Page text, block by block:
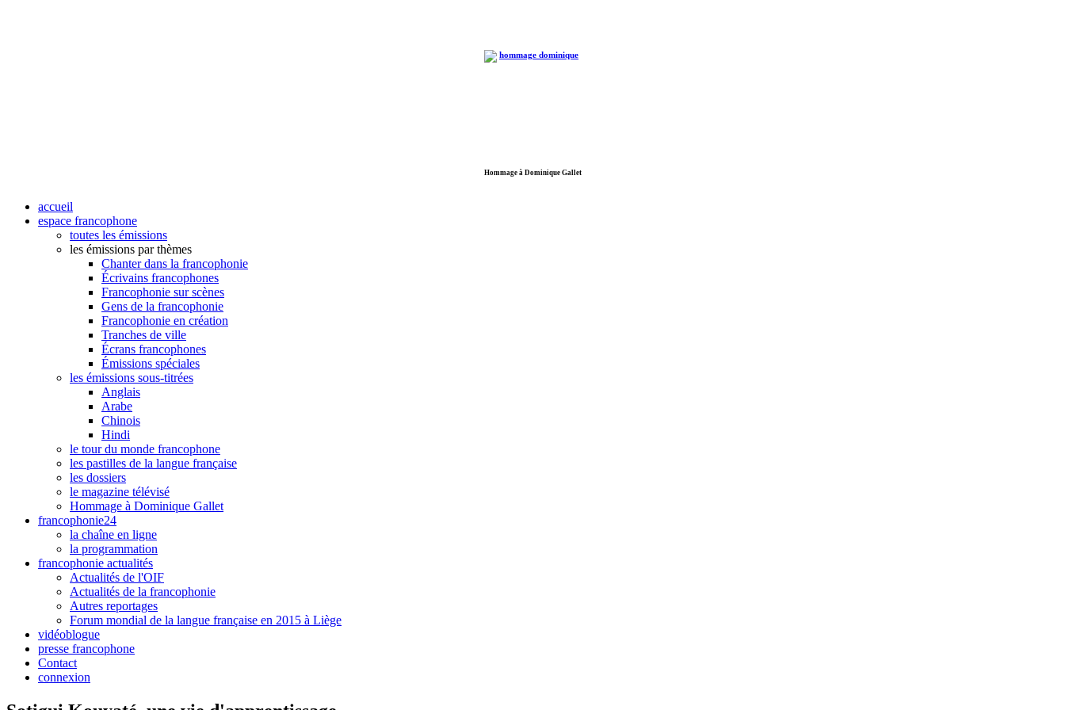
Hommage à Dominique Gallet
accueil
espace francophone
toutes les émissions
les émissions par thèmes
Chanter dans la francophonie
Écrivains francophones
Francophonie sur scènes
Gens de la francophonie
Francophonie en création
Tranches de ville
Écrans francophones
Émissions spéciales
les émissions sous-titrées
Anglais
Arabe
Chinois
Hindi
le tour du monde francophone
les pastilles de la langue française
les dossiers
le magazine télévisé
Hommage à Dominique Gallet
francophonie24
la chaîne en ligne
la programmation
francophonie actualités
Actualités de l'OIF
Actualités de la francophonie
Autres reportages
Forum mondial de la langue française en 2015 à Liège
vidéoblogue
presse francophone
Contact
connexion